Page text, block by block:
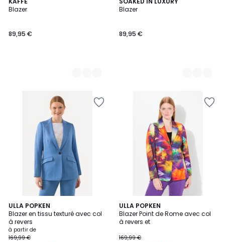
Blazer
89,95 €
2
Couleurs
Blazer
89,95 €
8
Couleurs
ULLA POPKEN
Blazer en tissu texturé avec col
à revers
à partir de
169,99 €
3
Couleurs
ULLA POPKEN
Blazer Point de Rome avec col
à revers et
169,99 €